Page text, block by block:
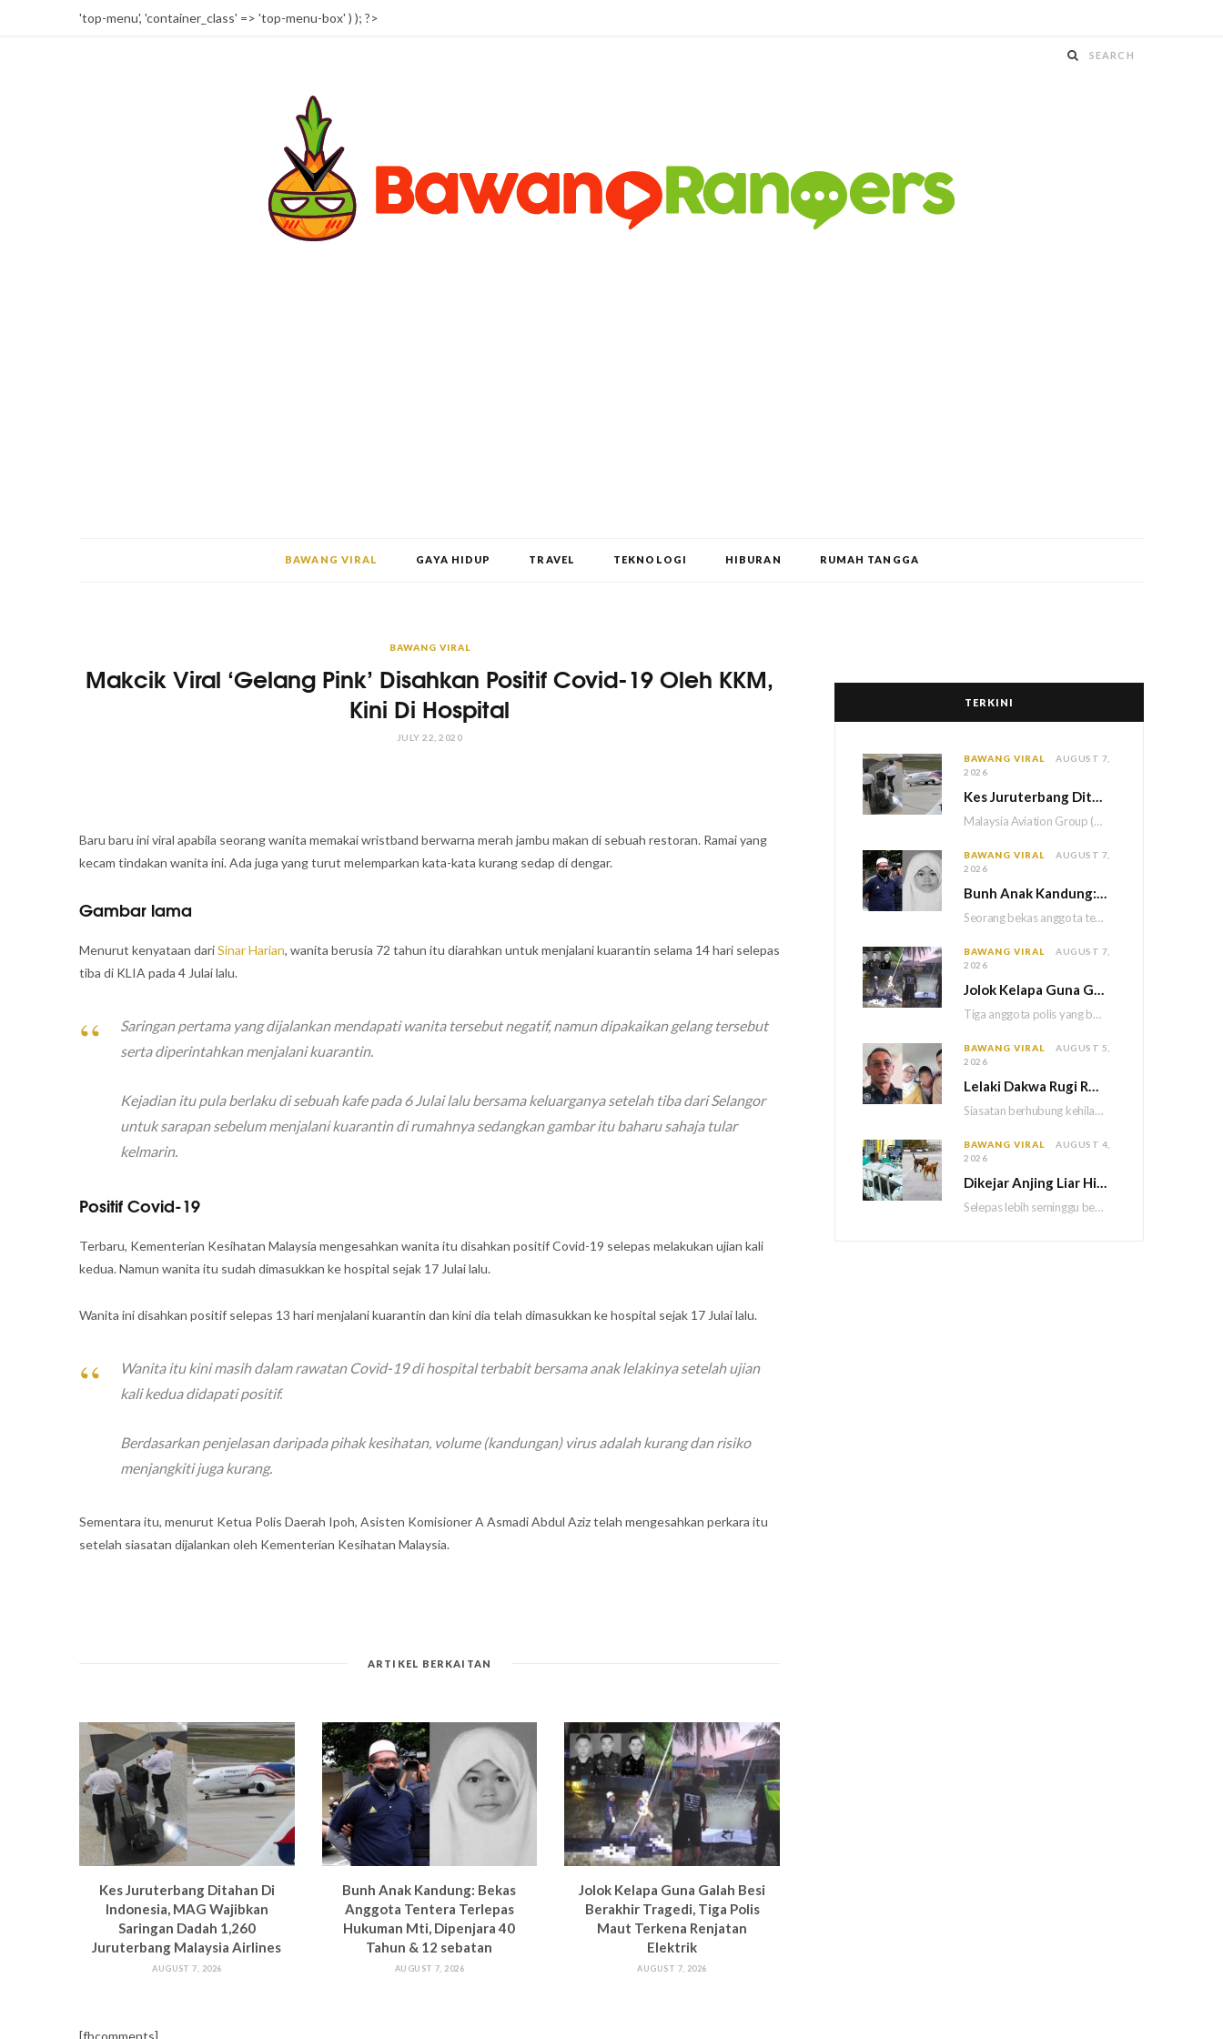
'top-menu', 'container_class' => 'top-menu-box' ) ); ?>
BAWANG VIRAL GAYA HIDUP TRAVEL TEKNOLOGI HIBURAN RUMAH TANGGA
BAWANG VIRAL
Makcik Viral ‘Gelang Pink’ Disahkan Positif Covid-19 Oleh KKM,
Kini Di Hospital
JULY 22, 2020
Baru baru ini viral apabila seorang wanita memakai wristband berwarna merah jambu makan di sebuah restoran. Ramai yang
kecam tindakan wanita ini. Ada juga yang turut melemparkan kata-kata kurang sedap di dengar.
Gambar lama
Menurut kenyataan dariSinar Harian, wanita berusia 72 tahun itu diarahkan untuk menjalani kuarantin selama 14 hari selepas
tiba di KLIA pada 4 Julai lalu.
Saringan pertama yang dijalankan mendapati wanita tersebut negatif, namun dipakaikan gelang tersebut
serta diperintahkan menjalani kuarantin.
Kejadian itu pula berlaku di sebuah kafe pada 6 Julai lalu bersama keluarganya setelah tiba dari Selangor
untuk sarapan sebelum menjalani kuarantin di rumahnya sedangkan gambar itu baharu sahaja tular
kelmarin.
Positif Covid-19
Terbaru, Kementerian Kesihatan Malaysia mengesahkan wanita itu disahkan positif Covid-19 selepas melakukan ujian kali
kedua. Namun wanita itu sudah dimasukkan ke hospital sejak 17 Julai lalu.
Wanita ini disahkan positif selepas 13 hari menjalani kuarantin dan kini dia telah dimasukkan ke hospital sejak 17 Julai lalu.
Wanita itu kini masih dalam rawatan Covid-19 di hospital terbabit bersama anak lelakinya setelah ujian
kali kedua didapati positif.
Berdasarkan penjelasan daripada pihak kesihatan, volume (kandungan) virus adalah kurang dan risiko
menjangkiti juga kurang.
Sementara itu, menurut Ketua Polis Daerah Ipoh, Asisten Komisioner A Asmadi Abdul Aziz telah mengesahkan perkara itu
setelah siasatan dijalankan oleh Kementerian Kesihatan Malaysia.
ARTIKEL BERKAITAN
Kes Juruterbang Ditahan Di
Indonesia, MAG Wajibkan
Saringan Dadah 1,260
Juruterbang Malaysia Airlines
AUGUST 7, 2026
Bunh Anak Kandung: Bekas
Anggota Tentera Terlepas
Hukuman Mti, Dipenjara 40
Tahun & 12 sebatan
AUGUST 7, 2026
Jolok Kelapa Guna Galah Besi
Berakhir Tragedi, Tiga Polis
Maut Terkena Renjatan
Elektrik
AUGUST 7, 2026
[fbcomments]
TERKINI
BAWANG VIRAL
AUGUST 7,
2026
Kes Juruterbang Ditahan Di Indonesia, MAG Wajibkan Saringan Dadah 1,260 Juruterbang Malaysia Airlines
Malaysia Aviation Group (MAG) akan melaksanakan saringan dadah mandatori terhadap semua juruterbang Malaysia Airlines sebagai…
BAWANG VIRAL
AUGUST 7,
2026
Bunh Anak Kandung: Bekas Anggota Tentera Terlepas Hukuman M
Seorang bekas anggota tentera terlepas daripada hukuman gantung selepas Mahkamah Persekutuan memutuskan untuk menggantikan hukuman…
BAWANG VIRAL
AUGUST 7,
2026
Jolok Kelapa Guna Galah Besi Berakhir Tragedi, Tiga Polis Maut Terkena Renjatan Elektrik
Tiga anggota polis yang bertugas di Balai Polis Weston maut selepas dipercayai terkena renjatan elektrik…
BAWANG VIRAL
AUGUST 5,
2026
Lelaki Dakwa Rugi RM25,000 Akibat Hutang Kutu, Polis Siasat Kaitan Dengan Kehilangan Tiga Beranak
Siasatan berhubung kehilangan tiga sekeluarga di Bukit Kayu Hitam kini memasuki perkembangan baharu apabila polis…
BAWANG VIRAL
AUGUST 4,
2026
Dikejar Anjing Liar Hingga Kemalangan, Mekanik Berdepan Risiko Kecederaan Otak Kekal
Selepas lebih seminggu berada dalam keadaan koma akibat kemalangan dipercayai berpunca daripada kejadian dikejar sekumpulan…